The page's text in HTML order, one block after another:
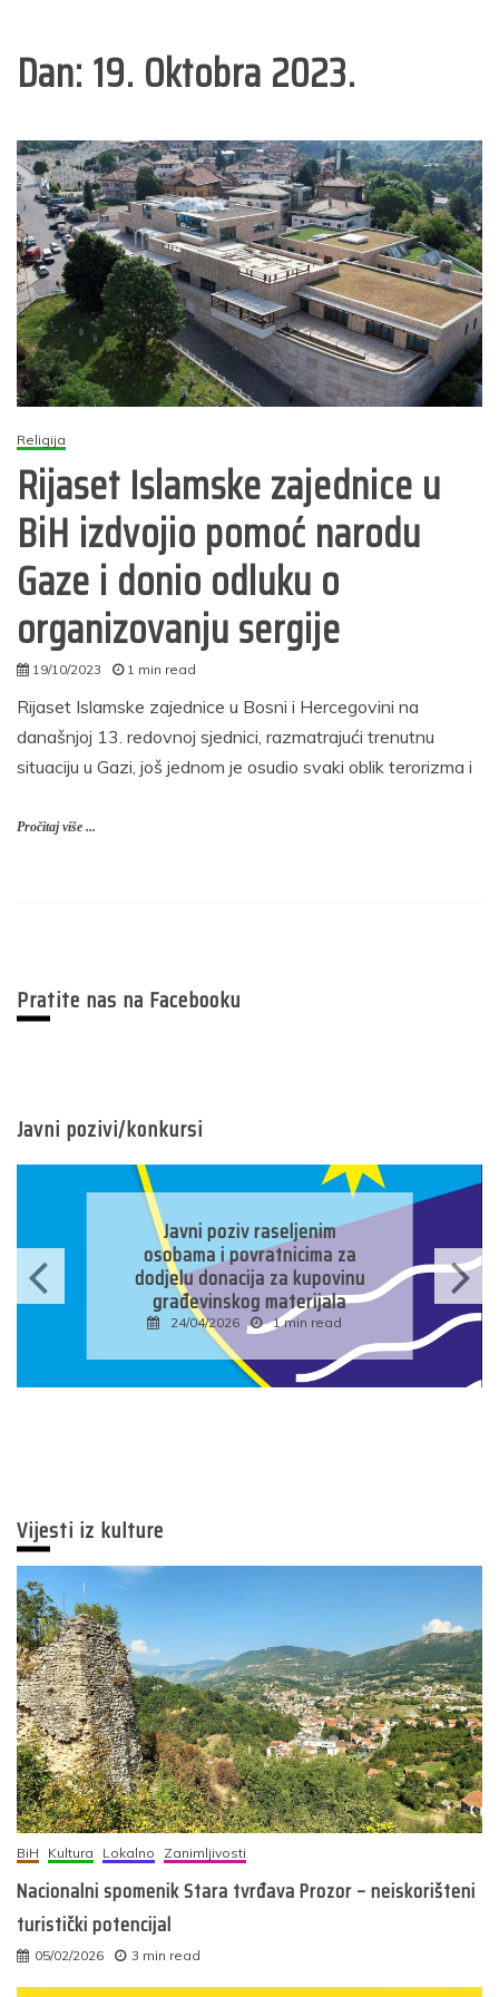
Dan:19. Oktobra 2023.
Religija
Rijaset Islamske zajednice u
BiH izdvojio pomoć narodu
Gaze i donio odluku o
organizovanju sergije
19/10/2023
1 min read
Rijaset Islamske zajednice u Bosni i Hercegovini na
današnjoj 13. redovnoj sjednici, razmatrajući trenutnu
situaciju u Gazi, još jednom je osudio svaki oblik terorizma i
Pročitaj više ...
Pratite nas na Facebooku
Javni pozivi/konkursi
Javni poziv raseljenim
osobama i povratnicima za
dodjelu donacija za kupovinu
građevinskog materijala
24/04/2026 1 min read
Vijesti iz kulture
BiH Kultura Lokalno Zanimljivosti
Nacionalni spomenik Stara tvrđava Prozor – neiskorišteni
turistički potencijal
05/02/2026 3 min read